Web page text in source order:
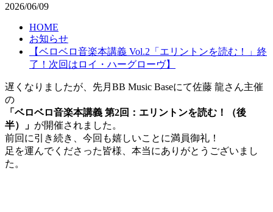
2026/06/09
HOME
お知らせ
【ベロベロ音楽本講義 Vol.2「エリントンを読む！」終
了！次回はロイ・ハーグローヴ】
遅くなりましたが、先月BB Music Baseにて佐藤 龍さん主催
の
「ベロベロ音楽本講義 第2回：エリントンを読む！（後
半）」 が開催されました。
前回に引き続き、今回も嬉しいことに満員御礼！
足を運んでくださった皆様、本当にありがとうございまし
た。